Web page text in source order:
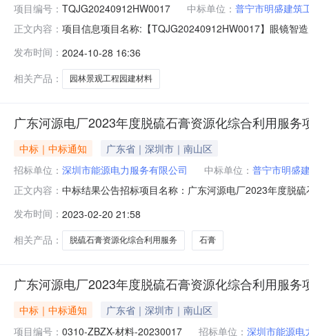
项目编号： TQJG20240912HW0017 中标单位： 普宁市明盛建筑
正文内容： 项目信息项目名称:【TQJG20240912HW0017】眼镜智
2816:00:00公示结束时间：2024-10-3116:00:00中标内
发布时间： 2024-10-28 16:36
相关产品：
园林景观工程园建材料
广东河源电厂2023年度脱硫石膏资源化综合利用服务
中标｜中标通知
广东省｜深圳市｜南山区
招标单位： 深圳市能源电力服务有限公司 中标单位： 普宁市明盛
正文内容： 中标结果公告招标项目名称：广东河源电厂2023年度脱
编:518068联系人：郑女士王女士电话：0755-
发布时间： 2023-02-20 21:58
相关产品：
脱硫石膏资源化综合利用服务 石膏
广东河源电厂2023年度脱硫石膏资源化综合利用服务
中标｜中标通知
广东省｜深圳市｜南山区
项目编号： 0310-ZBZX-材料-20230017 招标单位： 深圳市能源电